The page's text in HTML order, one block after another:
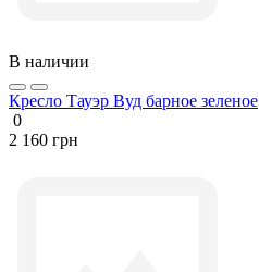
В наличии
Кресло Тауэр Вуд барное зеленое
0
2 160 грн